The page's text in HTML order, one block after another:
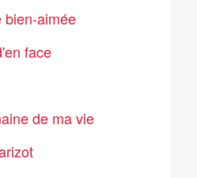
bien-aimée
face
de ma vie